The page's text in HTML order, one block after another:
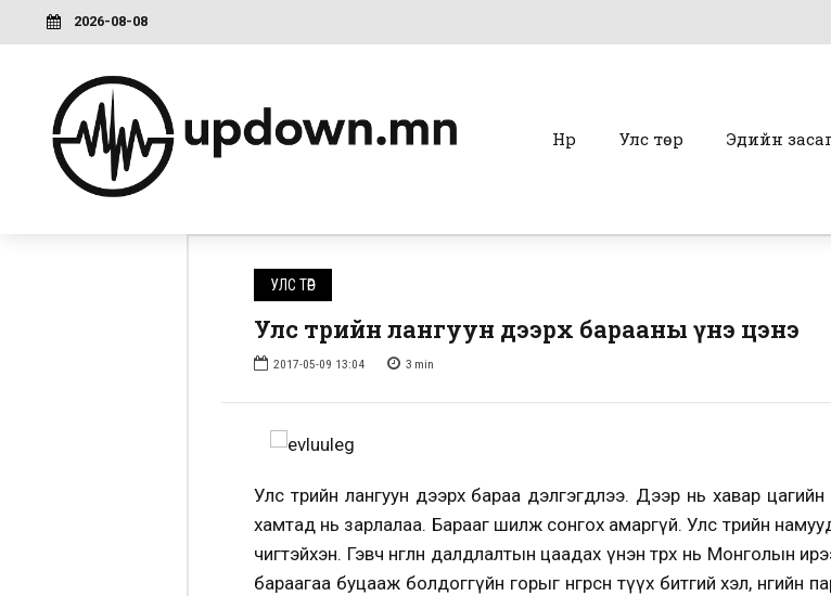
2026-08-08
Нүүр Улс төр Эдийн
УЛС ТӨР
Улс төрийн лангуун дээрх барааны үнэ цэнэ
2017-05-09 13:04 3 min
Улс төрийн лангуун дээрх бараа дэлгэгдлээ. Дээр нь хавар
хамтад нь зарлалаа. Барааг шилж сонгох амаргүй. Улс төрийн
чигтэйхэн. Гэвч өнгөлөн далдлалтын цаадах үнэн төрх нь Монголын
бараагаа буцааж болдоггүйн горыг өнгөрсөн түүх битгий хэл, өнөөгийн